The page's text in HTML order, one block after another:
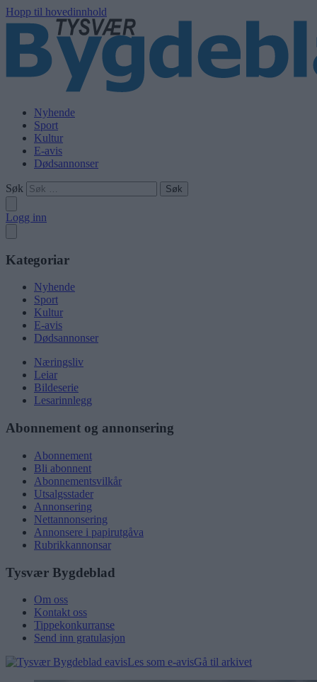
Hopp til hovedinnhold
Nyhende
Sport
Kultur
E-avis
Dødsannonser
Søk
Logg inn
Kategoriar
Nyhende
Sport
Kultur
E-avis
Dødsannonser
Næringsliv
Leiar
Bildeserie
Lesarinnlegg
Abonnement og annonsering
Abonnement
Bli abonnent
Abonnementsvilkår
Utsalgsstader
Annonsering
Nettannonsering
Annonsere i papirutgåva
Rubrikkannonsar
Tysvær Bygdeblad
Om oss
Kontakt oss
Tippekonkurranse
Send inn gratulasjon
Les som e-avisGå til arkivet